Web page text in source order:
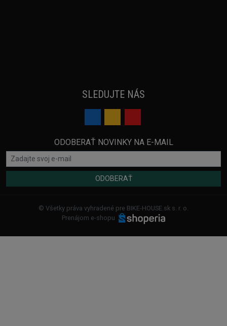
SLEDUJTE NÁS
ODOBERAŤ NOVINKY NA E-MAIL
ODOBERAŤ
© Všetky práva vyhradené pre BIKE-HOUSE.sk s. r. o.
Prenájom e-shopu